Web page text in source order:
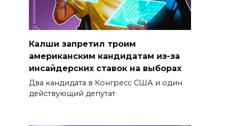
Калши запретил троим
американским кандидатам из-за
инсайдерских ставок на выборах
Два кандидата в Конгресс США и один
действующий депутат